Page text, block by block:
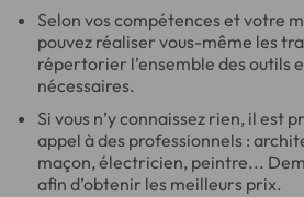
Selon vos compétences et votre
pouvez réaliser vous-même les
répertorier l’ensemble des outils
nécessaires.
Si vous n’y connaissez rien, il est
appel à des professionnels :
maçon, électricien, peintre...
afin d’obtenir les meilleurs prix.